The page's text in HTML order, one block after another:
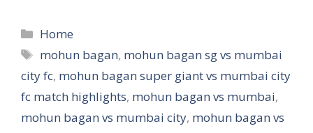
Categories
Home
Tags
mohun bagan, mohun bagan sg vs mumbai
city fc, mohun bagan super giant vs mumbai city
fc match highlights, mohun bagan vs mumbai,
mohun bagan vs mumbai city, mohun bagan vs